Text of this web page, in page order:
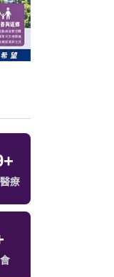
+
療
專區
化交